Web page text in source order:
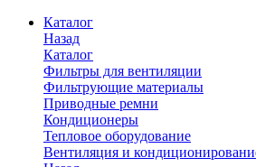
Каталог
Назад
Каталог
Фильтры для вентиляции
Фильтрующие материалы
Приводные ремни
Кондиционеры
Тепловое оборудование
Вентиляция и